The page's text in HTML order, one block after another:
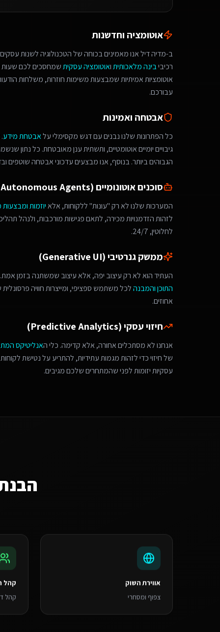
אוטומציה וחדשנות
ב-מדיה דיל אנו מאמינים בכוחה של הטכנולוגיה לשנות
רכיביבינה מלאכותיתואוטומציה עסקיתשמחסכים לכם שעות
אוטומציות אמיתיות שמבצעות משימות חוזרות, משלחות
עבורכם.
אבטחה ואמינות
כל הפתרונות שלנו נבנים עם דגש מקסימלי עלאבטחת מידע
גיבויים יומיים אוטומטיים, ותשתית ענן מאובטחת. כל נתון
הגבוהים ביותר. בנוסף, אנו מבצעים עדכוני אבטחה שוטפים
סוכנים אוטונומיים (Autonomous Agents)
המערכות שלנו לא רק "עונות" ללקוחות, אלאיוזמות
לחלוטין, 24/7.
ממשק גנרטיבי (Generative UI)
העתיד הוא לא רק עיצוב יפה, אלא עיצוב שמשתנה בזמן אמת.
התוכן והמבנהלכל משתמש ספציפי, ומייצרות חוויה
אחוזים.
חיזוי עסקי (Predictive Analytics)
אנחנו לא מסתכלים אחורה, אלא קדימה. כלי האנליטיקס
של חיזוי כדי לזהות מגמות עתידיות, להתריע על נטישת
עסקיות יזומות לפני שהמתחרים שלכם מגיבים.
אווירת השוק
צפוף ומסחרי
קהל
קהל